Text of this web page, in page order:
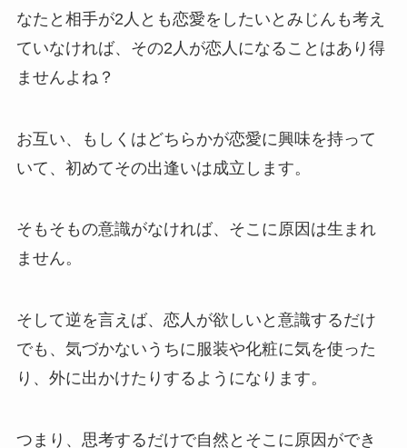
なたと相手が2人とも恋愛をしたいとみじんも考え
ていなければ、その2人が恋人になることはあり得
ませんよね？
お互い、もしくはどちらかが恋愛に興味を持って
いて、初めてその出逢いは成立します。
そもそもの意識がなければ、そこに原因は生まれ
ません。
そして逆を言えば、恋人が欲しいと意識するだけ
でも、気づかないうちに服装や化粧に気を使った
り、外に出かけたりするようになります。
つまり、思考するだけで自然とそこに原因ができ